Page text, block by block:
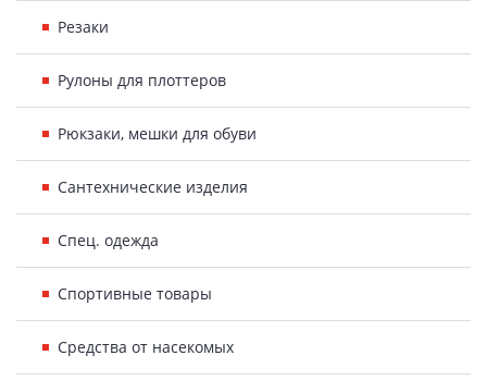
Резаки
Рулоны для плоттеров
Рюкзаки, мешки для обуви
Сантехнические изделия
Спец. одежда
Спортивные товары
Средства от насекомых